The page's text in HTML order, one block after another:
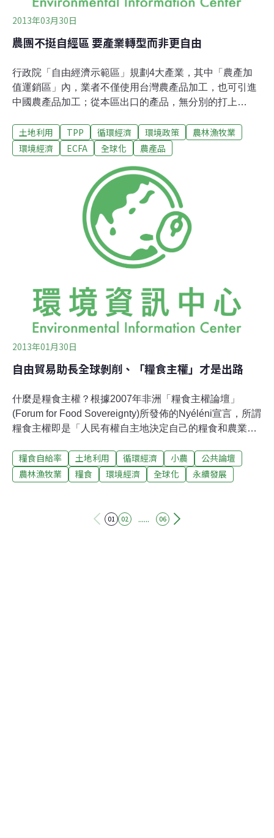
2013年03月30日
農團不挺自經區 要產業轉型而非更自由
行政院「自由經濟示範區」規劃4大產業，其中「農產加
值運銷區」內，業者不僅使用台灣農產品加工，也可引進
中國農產品加工；從本區出口的產品，無分別的打上
馬政府轉口貿易嘉惠農民的說法與現實相悖，更開放的進
口政策無非是飲鴆止渴。為了加入TPP（泛太平洋戰略經
Agreement）等各種區域整合計畫，政府以自由經濟示範
區計畫應對，除了農產加值運銷，也將放寬外籍與中國白
領階級來台工作限制，加上減免各種租稅。經濟部雖評估
加入TPP，農業1年損失新台幣700億元，卻遭農委會主委
陳保基以「不足採信」一句話反駁，顯示馬政府內部出現
土地利用 TPP 循環經濟 環境政策
農林漁牧業
環境經濟
ECFA 全球化 農產品
2013年01月30日
自由貿易助長全球剝削、「糧食主權」才是出路
什麼是糧食主權？根據2007年非洲「糧食主權論壇」
(Forum for Food Sovereignty)所發佈的Nyéléni宣言，所謂
糧食主權即是「人民有權自主地決定自己的糧食和農業體
自己要種什麼、怎麼種、吃什麼。更進一步，為了達成這
個目標，必須分散生產資源，由個別的生產者自主掌握；
心概念，就是「自主」，也就是生產者及其消費者的「主
糧食自給率 土地利用 循環經濟 小農
公共論壇
農林漁牧業
糧食 環境經濟 全球化 永續發展
01 02 ...... 06